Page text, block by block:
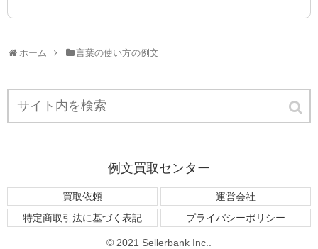
ホーム 言葉の使い方の例文
例文買取センター
買取依頼
運営会社
特定商取引法に基づく表記
プライバシーポリシー
© 2021 Sellerbank Inc..